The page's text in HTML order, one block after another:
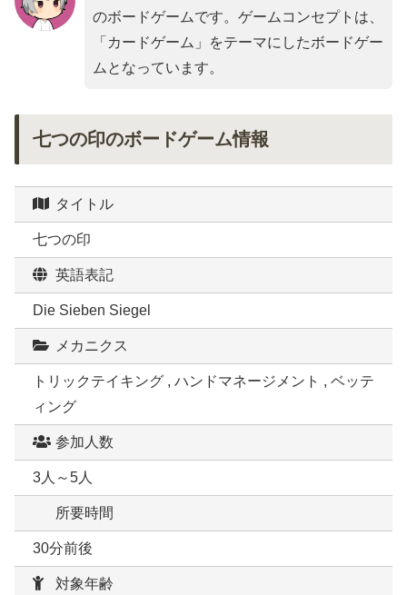
のボードゲームです。ゲームコンセプトは、
「 カードゲーム 」をテーマにしたボードゲー
ムとなっています。
七つの印のボードゲーム情報
タイトル
七つの印
英語表記
Die Sieben Siegel
メカニクス
トリックテイキング , ハンドマネージメント , ベッテ
ィング
参加人数
3人～5人
所要時間
30分前後
対象年齢